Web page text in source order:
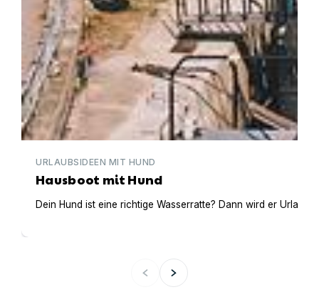
URLAUBSIDEEN MIT HUND
Hausboot mit Hund
Dein Hund ist eine richtige Wasserratte? Dann wird er